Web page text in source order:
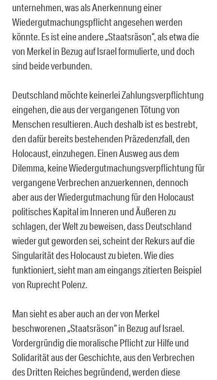
unternehmen, was als Anerkennung einer
Wiedergutmachungspflicht angesehen werden
könnte. Es ist eine andere „Staatsräson“, als etwa die
von Merkel in Bezug auf Israel formulierte, und doch
sind beide verbunden.
Deutschland möchte keinerlei Zahlungsverpflichtung
eingehen, die aus der vergangenen Tötung von
Menschen resultieren. Auch deshalb ist es bestrebt,
den dafür bereits bestehenden Präzedenzfall, den
Holocaust, einzuhegen. Einen Ausweg aus dem
Dilemma, keine Wiedergutmachungsverpflichtung für
vergangene Verbrechen anzuerkennen, dennoch
aber aus der Wiedergutmachung für den Holocaust
politisches Kapital im Inneren und Äußeren zu
schlagen, der Welt zu beweisen, dass Deutschland
wieder gut geworden sei, scheint der Rekurs auf die
Singularität des Holocaust zu bieten. Wie dies
funktioniert, sieht man am eingangs zitierten Beispiel
von Ruprecht Polenz.
Man sieht es aber auch an der von Merkel
beschworenen „Staatsräson“ in Bezug auf Israel.
Vordergründig die moralische Pflicht zur Hilfe und
Solidarität aus der Geschichte, aus den Verbrechen
des Dritten Reiches begründend, werden diese